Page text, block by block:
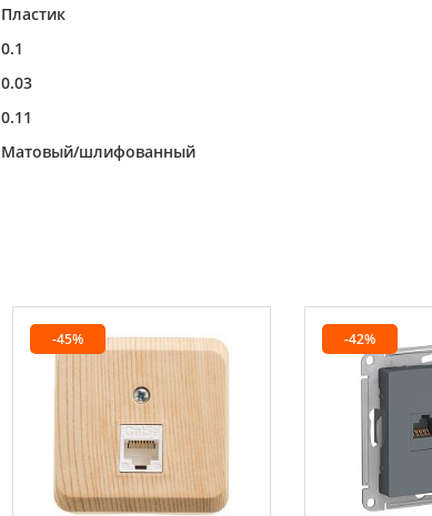
Пластик
0.1
0.03
0.11
Матовый/шлифованный
-45% -42%